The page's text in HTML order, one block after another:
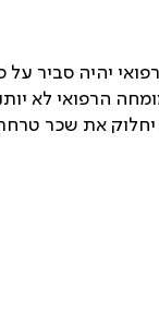
יהיה סביר
הרפואי לא
יחלוק את שכר